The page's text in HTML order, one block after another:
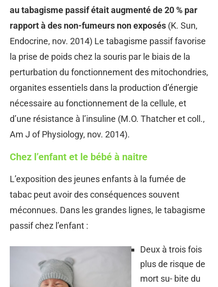
au tabagisme passif était augmenté de 20 % par
rapport à des non-fumeurs non exposés (K. Sun,
Endocrine, nov. 2014) Le tabagisme passif favorise
la prise de poids chez la souris par le biais de la
perturbation du fonctionnement des mitochondries,
organites essentiels dans la production d’énergie
nécessaire au fonctionnement de la cellule, et
d’une résistance à l’insuline (M.O. Thatcher et coll.,
Am J of Physiology, nov. 2014).
Chez l’enfant et le bébé à naitre
L’exposition des jeunes enfants à la fumée de
tabac peut avoir des conséquences souvent
méconnues. Dans les grandes lignes, le tabagisme
passif chez l’enfant :
Deux à trois fois
plus de risque de
mort su- bite du